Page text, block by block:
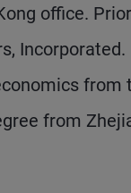
office.
Incorporated.
from
from